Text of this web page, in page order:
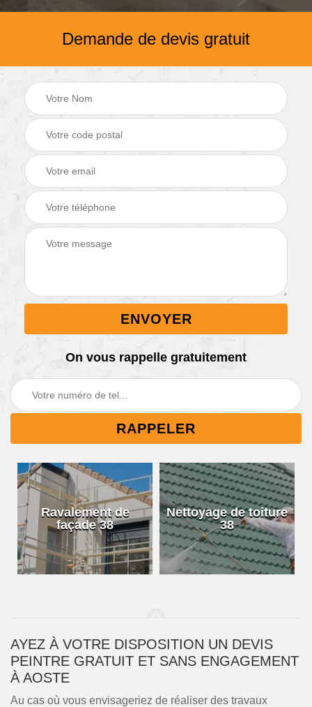
Demande de devis gratuit
On vous rappelle gratuitement
Ravalement de
façade 38
Nettoyage de toiture
38
AYEZ À VOTRE DISPOSITION UN DEVIS
PEINTRE GRATUIT ET SANS ENGAGEMENT
À AOSTE
Au cas où vous envisageriez de réaliser des travaux